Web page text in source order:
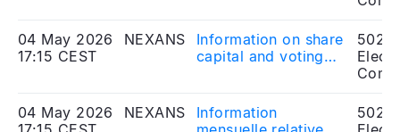
acquisition
04 May 2026
17:15 CEST
NEXANS
Information on share
capital and voting
04 May 2026
NEXANS
Information